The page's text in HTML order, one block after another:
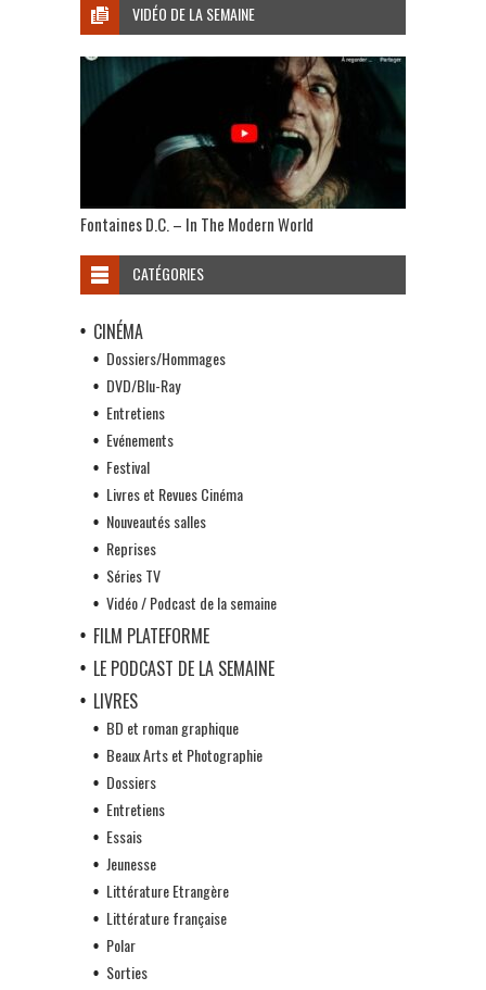
VIDÉO DE LA SEMAINE
Fontaines D.C. – In The Modern World
CATÉGORIES
CINÉMA
Dossiers/Hommages
DVD/Blu-Ray
Entretiens
Evénements
Festival
Livres et Revues Cinéma
Nouveautés salles
Reprises
Séries TV
Vidéo / Podcast de la semaine
FILM PLATEFORME
LE PODCAST DE LA SEMAINE
LIVRES
BD et roman graphique
Beaux Arts et Photographie
Dossiers
Entretiens
Essais
Jeunesse
Littérature Etrangère
Littérature française
Polar
Sorties